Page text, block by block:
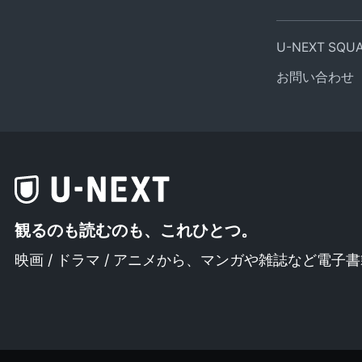
U-NEXT
お問い合わせ
観るのも読むのも、これひとつ。
映画 / ドラマ / アニメから、 マンガや雑誌など電子